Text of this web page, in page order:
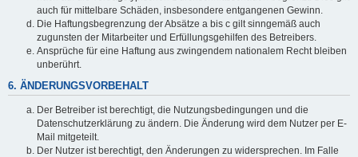
auch für mittelbare Schäden, insbesondere entgangenen Gewinn.
Die Haftungsbegrenzung der Absätze a bis c gilt sinngemäß auch
zugunsten der Mitarbeiter und Erfüllungsgehilfen des Betreibers.
Ansprüche für eine Haftung aus zwingendem nationalem Recht bleiben
unberührt.
6. ÄNDERUNGSVORBEHALT
Der Betreiber ist berechtigt, die Nutzungsbedingungen und die
Datenschutzerklärung zu ändern. Die Änderung wird dem Nutzer per E-
Mail mitgeteilt.
Der Nutzer ist berechtigt, den Änderungen zu widersprechen. Im Falle